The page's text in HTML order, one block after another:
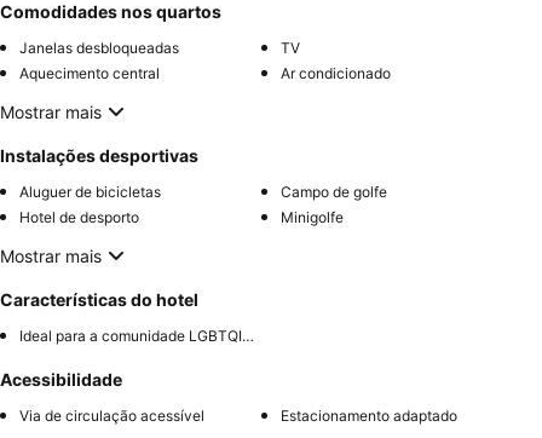
Comodidades nos quartos
Janelas desbloqueadas
TV
Aquecimento central
Ar condicionado
Mostrar mais
Instalações desportivas
Aluguer de bicicletas
Campo de golfe
Hotel de desporto
Minigolfe
Mostrar mais
Características do hotel
Ideal para a comunidade LGBTQIA+
Acessibilidade
Via de circulação acessível Estacionamento adaptado